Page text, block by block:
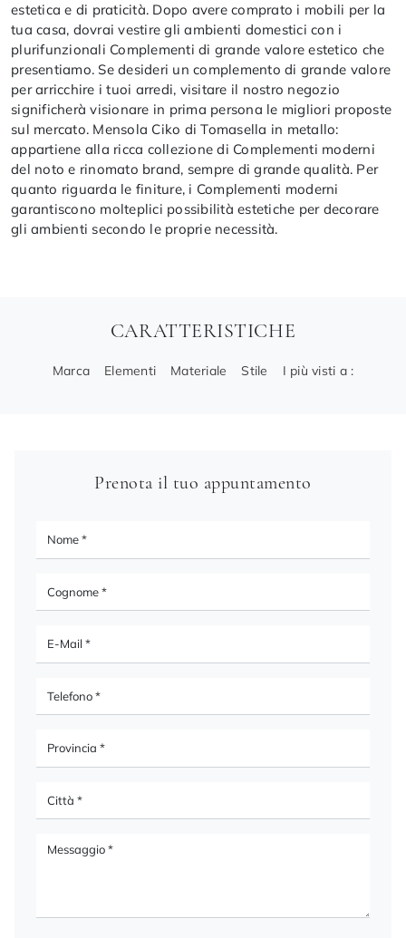
estetica e di praticità. Dopo avere comprato i mobili per la
tua casa, dovrai vestire gli ambienti domestici con i
plurifunzionali Complementi di grande valore estetico che
presentiamo. Se desideri un complemento di grande valore
per arricchire i tuoi arredi, visitare il nostro negozio
significherà visionare in prima persona le migliori proposte
sul mercato. Mensola Ciko di Tomasella in metallo:
appartiene alla ricca collezione di Complementi moderni
del noto e rinomato brand, sempre di grande qualità. Per
quanto riguarda le finiture, i Complementi moderni
garantiscono molteplici possibilità estetiche per decorare
gli ambienti secondo le proprie necessità.
CARATTERISTICHE
Marca Elementi Materiale Stile I più visti a :
Prenota il tuo appuntamento